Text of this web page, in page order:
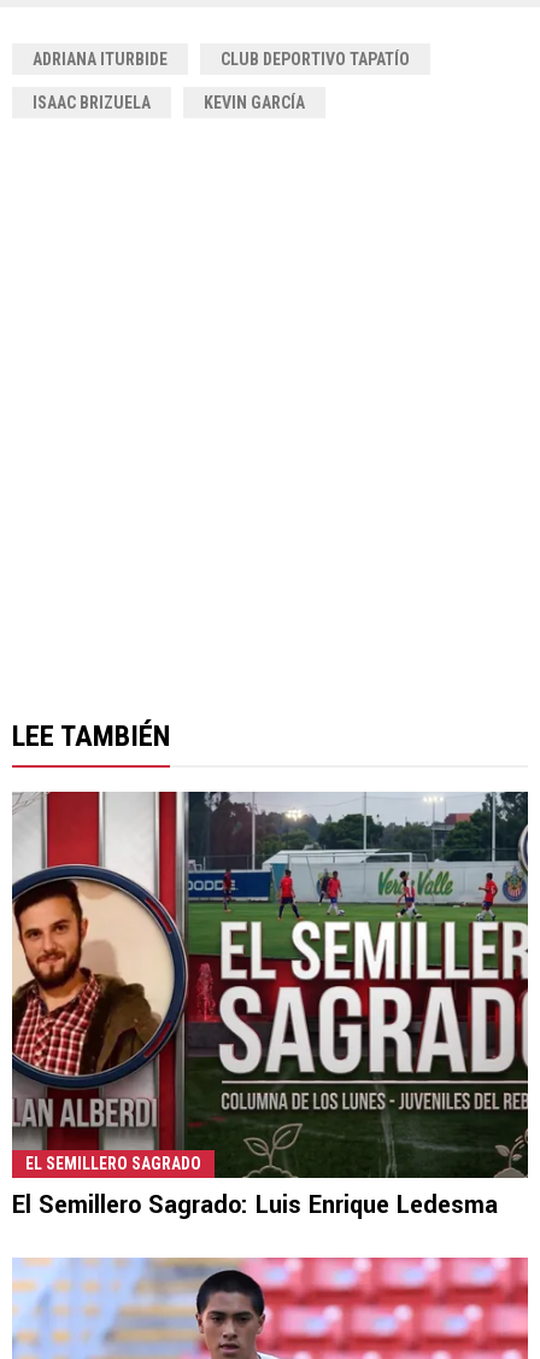
ADRIANA ITURBIDE CLUB DEPORTIVO TAPATÍO
ISAAC BRIZUELA KEVIN GARCÍA
LEE TAMBIÉN
EL SEMILLERO SAGRADO
El Semillero Sagrado: Luis Enrique Ledesma